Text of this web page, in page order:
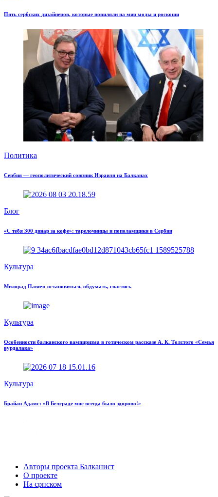
Пять сербских дизайнеров, которые повиляли на мир моды и роскоши
Политика
Сербия — геополитический союзник Израиля на Балканах
Блог
«С тебя 300 динар за кофе»: тарелочницы и пополамщики в Сербии
Культура
Милорад Павич: остановиться, обдумать, спастись
Культура
Особенности балканского вампиризма в готическом рассказе А. К. Толстого «Семья
вурдалака»
Культура
Брайан Адамс: «В Белграде мне всегда было здорово!»
Авторы проекта Балканист
О проекте
На српском